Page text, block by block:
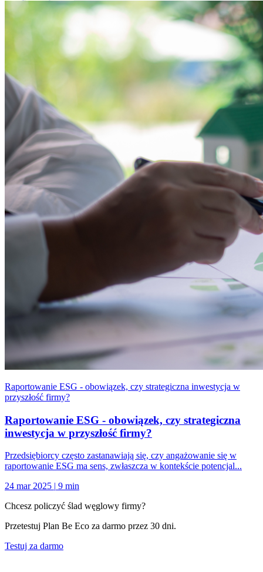
Raportowanie ESG - obowiązek, czy strategiczna inwestycja w
przyszłość firmy?
Raportowanie ESG - obowiązek, czy strategiczna
inwestycja w przyszłość firmy?
Przedsiębiorcy często zastanawiają się, czy angażowanie się w
raportowanie ESG ma sens, zwłaszcza w kontekście potencjal...
24 mar 2025 | 9 min
Chcesz policzyć ślad węglowy firmy?
Przetestuj Plan Be Eco za darmo przez 30 dni.
Testuj za darmo